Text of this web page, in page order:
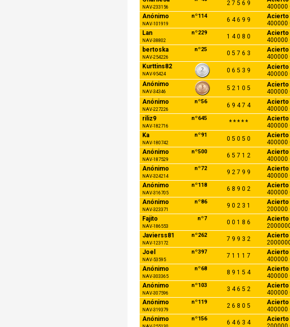
NAV-233156
2 7 5 6 9
400000
nº114
Anónimo
NAV-101919
6 4 6 9 9
Acierto
400000
nº229
Lan
NAV-38802
1 4 0 8 0
Acierto
400000
nº25
bertoska
NAV-254226
0 5 7 6 3
Acierto
400000
Kurttins82
NAV-95424 0 6 5 3 9
Acierto
400000
Anónimo
NAV-34346 5 2 1 0 5
Acierto
400000
nº56
Anónimo
NAV-227226
6 9 4 7 4
Acierto
400000
nº645
riliz9
NAV-182716
* * * * *
Acierto
400000
nº91
Ka
NAV-180742
0 5 0 5 0
Acierto
400000
nº500
Anónimo
NAV-187529
6 5 7 1 2
Acierto
400000
nº72
Anónimo
NAV-324214
9 2 7 9 9
Acierto
400000
nº118
Anónimo
NAV-316705
6 8 9 0 2
Acierto
400000
nº86
Anónimo
NAV-323371
9 0 2 3 1
Acierto
200000
nº7
Fajito
NAV-186553
0 0 1 8 6
Acierto
nº262
Javierss81
NAV-123172
7 9 9 3 2
Acierto
nº397
Joel
NAV-53595
7 1 1 1 7
Acierto
400000
nº68
Anónimo
NAV-303365
8 9 1 5 4
Acierto
400000
nº103
Anónimo
NAV-307596
3 4 6 5 2
Acierto
400000
nº119
Anónimo
NAV-319379
2 6 8 0 5
Acierto
400000
nº156
Anónimo 6 4 6 3 4
Acierto